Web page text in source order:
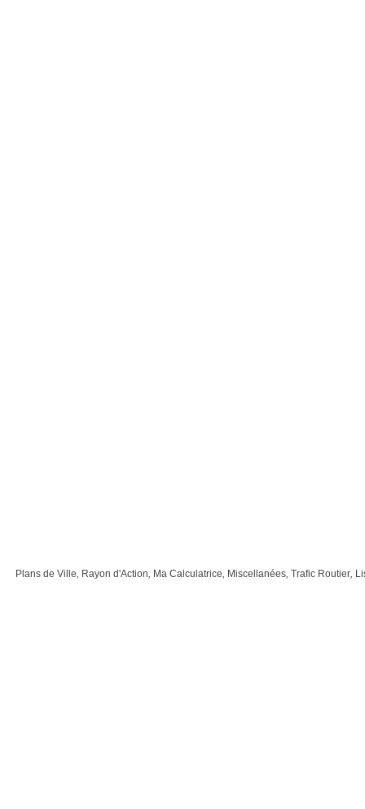
Plans de Ville, Rayon d'Action, Ma Calculatrice, Miscellanées, Trafic Routier,